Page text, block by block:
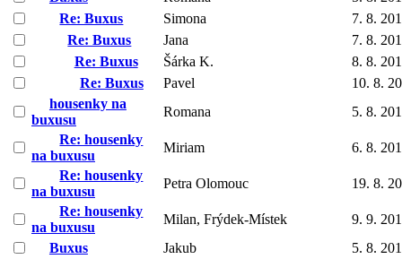
Re: Buxus
Simona
7. 8.
Re: Buxus
Jana
7. 8.
Re: Buxus
Šárka K.
8. 8.
Re: Buxus
Pavel
10. 8.
housenky na
buxusu
Romana
5. 8.
Re: housenky
na buxusu
Miriam
6. 8.
Re: housenky
na buxusu
Petra Olomouc
19. 8.
Re: housenky
na buxusu
Milan, Frýdek-Místek
9. 9.
Buxus
Jakub
5. 8.